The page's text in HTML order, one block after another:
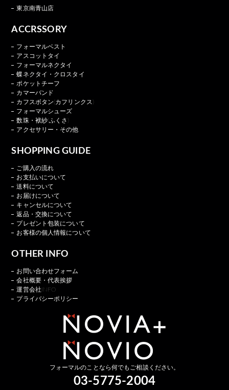
フォーマルのことなら何でもご相談ください。
03-5775-2004
東京南青山店
ACCRSSORY
フォーマルベスト
アスコットタイ
フォーマルネクタイ
蝶ネクタイ・クロスタイ
ポケットチーフ
カマーバンド
カフスボタン(カフリンクス)
フォーマルシューズ
数珠・袱紗(ふくさ)
アクセサリー・その他
SHOPPING GUIDE
ご購入の流れ
お支払いについて
送料について
お届けについて
キャンセルについて
返品・交換について
プレゼント包装について
お客様の個人情報について
OTHER INFO
お問い合わせフォーム
会社概要・代表挨拶
運営会社INFO
プライバシーポリシー